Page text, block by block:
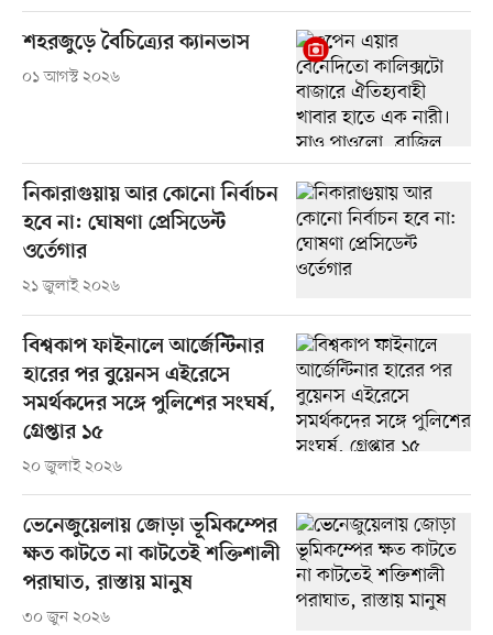
শহরজুড়ে বৈচিত্র্যের ক্যানভাস
০১ আগস্ট ২০২৬
নিকারাগুয়ায় আর কোনো নির্বাচন
হবে না: ঘোষণা প্রেসিডেন্ট
ওর্তেগার
২১ জুলাই ২০২৬
বিশ্বকাপ ফাইনালে আর্জেন্টিনার
হারের পর বুয়েনস এইরেসে
সমর্থকদের সঙ্গে পুলিশের সংঘর্ষ,
গ্রেপ্তার ১৫
২০ জুলাই ২০২৬
ভেনেজুয়েলায় জোড়া ভূমিকম্পের
ক্ষত কাটতে না কাটতেই শক্তিশালী
পরাঘাত, রাস্তায় মানুষ
৩০ জুন ২০২৬